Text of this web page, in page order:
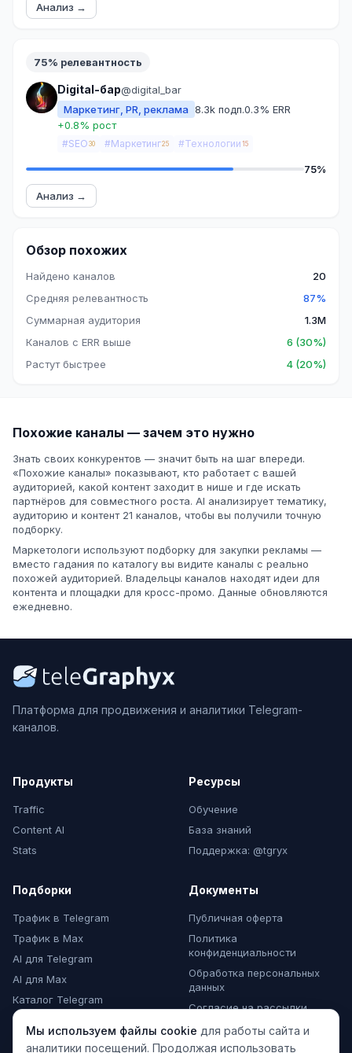
Анализ →
75% релевантность
Digital-бар@digital_bar
Маркетинг, PR, реклама 8.3k подп.0.3% ERR
+0.8% рост
#SEO 30 #Маркетинг25 #Технологии 15
75%
Анализ →
Обзор похожих
Найдено каналов
20
Средняя релевантность
87%
Суммарная аудитория
1.3M
Каналов с ERR выше
6 (30%)
Растут быстрее
4 (20%)
Похожие каналы — зачем это нужно
Знать своих конкурентов — значит быть на шаг впереди.
«Похожие каналы» показывают, кто работает с вашей
аудиторией, какой контент заходит в нише и где искать
партнёров для совместного роста. AI анализирует тематику,
аудиторию и контент 21 каналов, чтобы вы получили точную
подборку.
Маркетологи используют подборку для закупки рекламы —
вместо гадания по каталогу вы видите каналы с реально
похожей аудиторией. Владельцы каналов находят идеи для
контента и площадки для кросс-промо. Данные обновляются
ежедневно.
Платформа для продвижения и аналитики Telegram-
каналов.
Продукты
Traffic
Content AI
Stats
Ресурсы
Обучение
База знаний
Поддержка: @tgryx
Подборки
Трафик в Telegram
Трафик в Max
AI для Telegram
AI для Max
Каталог Telegram
Каталог Max
Комментарии Max
Документы
Публичная оферта
Политика
конфиденциальности
Обработка персональных
данных
Согласие на рассылки
Мы используем файлы cookie для работы сайта и
аналитики посещений. Продолжая использовать